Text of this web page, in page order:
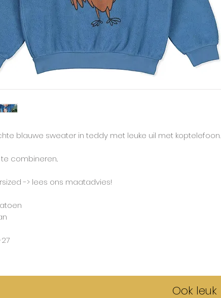
blauwe sweater in teddy met leuke uil met koptelefoon.
te combineren..
-> lees ons maatadvies!
Ook leuk